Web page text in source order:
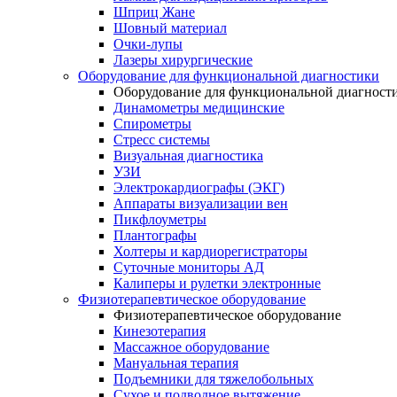
Шприц Жане
Шовный материал
Очки-лупы
Лазеры хирургические
Оборудование для функциональной диагностики
Оборудование для функциональной
Динамометры медицинские
Спирометры
Стресс системы
Визуальная диагностика
УЗИ
Электрокардиографы (ЭКГ)
Аппараты визуализации вен
Пикфлоуметры
Плантографы
Холтеры и кардиорегистраторы
Суточные мониторы АД
Калиперы и рулетки электронные
Физиотерапевтическое оборудование
Физиотерапевтическое оборудование
Кинезотерапия
Массажное оборудование
Мануальная терапия
Подъемники для тяжелобольных